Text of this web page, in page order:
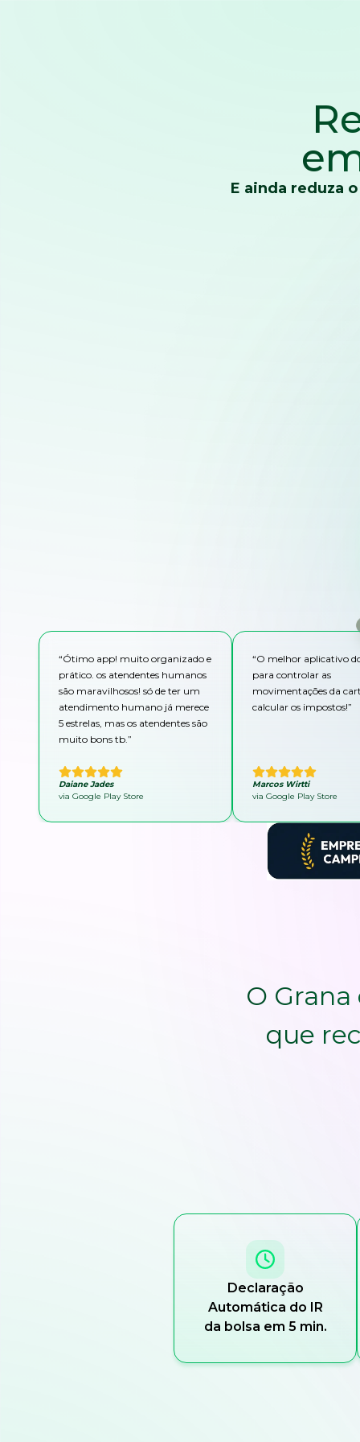
E ainda reduza
“Ótimo app! muito organizado e
prático. os atendentes humanos
são maravilhosos! só de ter um
atendimento humano já merece
5 estrelas, mas os atendentes são
muito bons tb.”
Daiane Jades
via Google Play Store
“O melhor aplicativo
para controlar as
movimentações da
calcular os impostos!”
Marcos Wirtti
via Google Play Store
O
que
Declaração
Automática do IR
da bolsa em 5 min.